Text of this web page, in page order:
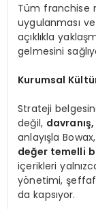
Tüm franchise
uygulanması
açıklıkla
gelmesini
Kurumsal
Strateji
değil,
anlayışla
değer temelli
içerikleri
yönetimi,
da kapsıyor.